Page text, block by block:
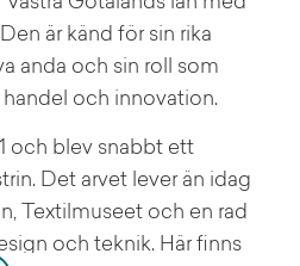
är känd för sin rika
anda och sin roll som
och innovation.
och blev snabbt ett
Det arvet lever än idag
Textilmuseet och en rad
och teknik. Här finns